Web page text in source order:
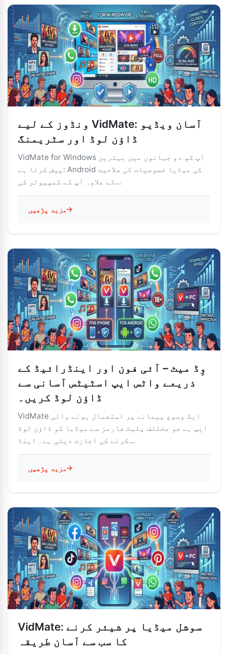
ونڈوز کے لیے VidMate: آسان ویڈیو
ڈاؤن لوڈ اور سٹریمنگ
VidMate for Windows آپ کو دو جہانوں میں بہترین
پیش کرتا ہے: Android کی میڈیا خصوصیات کی صلاحیت
کے علاوہ آپ کے کمپیوٹر کی...
مزید پڑھیں
وِڈ میٹ – آئی فون اور اینڈرائیڈ کے
ذریعے واٹس ایپ اسٹیٹس آسانی سے
ڈاؤن لوڈ کریں۔
VidMate ایک وسیع پیمانے پر استعمال ہونے والی
ایپ ہے جو مختلف پلیٹ فارمز سے میڈیا کو ڈاؤن لوڈ
کرنے کی اجازت دیتی ہے۔ اینڈ...
مزید پڑھیں
VidMate: سوشل میڈیا پر شیئر کرنے
کا سب سے آسان طریقہ